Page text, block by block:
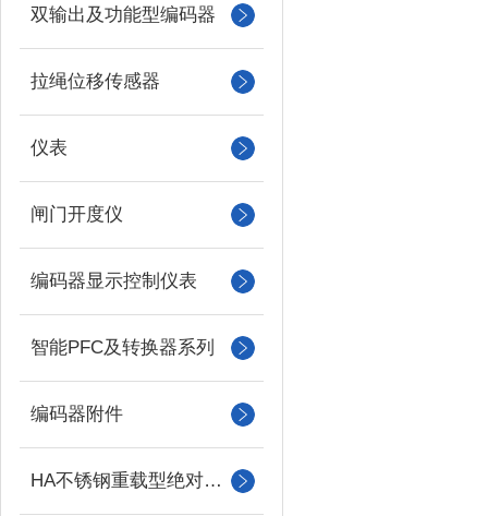
双输出及功能型编码器
拉绳位移传感器
仪表
闸门开度仪
编码器显示控制仪表
智能PFC及转换器系列
编码器附件
HA不锈钢重载型绝对值编码器